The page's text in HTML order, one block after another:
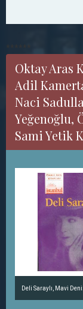
Oktay Aras
Adil
Naci
Yeğenoğlu,
Sami Yetik
Deli Saraylı, Mavi